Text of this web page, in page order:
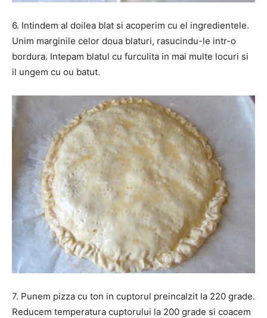
6. Intindem al doilea blat si acoperim cu el ingredientele.
Unim marginile celor doua blaturi, rasucindu-le intr-o
bordura. Intepam blatul cu furculita in mai multe locuri si
il ungem cu ou batut.
7. Punem pizza cu ton in cuptorul preincalzit la 220 grade.
Reducem temperatura cuptorului la 200 grade si coacem